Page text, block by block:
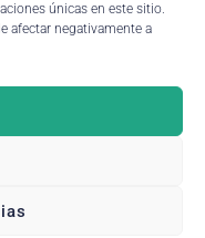
únicas en este sitio.
afectar negativamente a
Deja tu reseña ↗